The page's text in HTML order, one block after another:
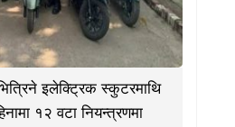
इलेक्ट्रिक स्कुटरमाथि
१२ वटा नियन्त्रणमा